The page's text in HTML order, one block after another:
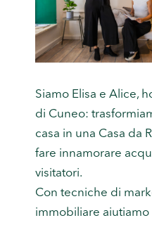
Siamo Elisa e Alice,
di Cuneo:
casa in una Casa da
fare innamorare
visitatori.
Con tecniche di
immobiliare aiutiamo